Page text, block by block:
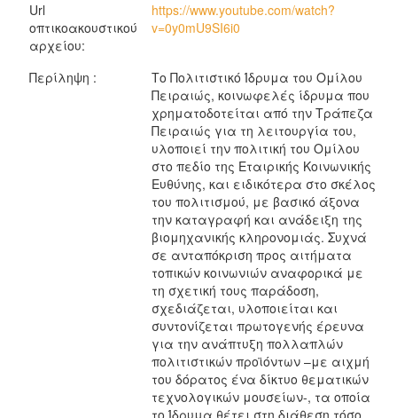
Url
οπτικοακουστικού
αρχείου:
https://www.youtube.com/watch?
v=0y0mU9SI6i0
Περίληψη :
Το Πολιτιστικό Ίδρυμα του Ομίλου
Πειραιώς, κοινωφελές ίδρυμα που
χρηματοδοτείται από την Τράπεζα
Πειραιώς για τη λειτουργία του,
υλοποιεί την πολιτική του Ομίλου
στο πεδίο της Εταιρικής Κοινωνικής
Ευθύνης, και ειδικότερα στο σκέλος
του πολιτισμού, με βασικό άξονα
την καταγραφή και ανάδειξη της
βιομηχανικής κληρονομιάς. Συχνά
σε ανταπόκριση προς αιτήματα
τοπικών κοινωνιών αναφορικά με
τη σχετική τους παράδοση,
σχεδιάζεται, υλοποιείται και
συντονίζεται πρωτογενής έρευνα
για την ανάπτυξη πολλαπλών
πολιτιστικών προϊόντων –με αιχμή
του δόρατος ένα δίκτυο θεματικών
τεχνολογικών μουσείων-, τα οποία
το Ίδρυμα θέτει στη διάθεση τόσο